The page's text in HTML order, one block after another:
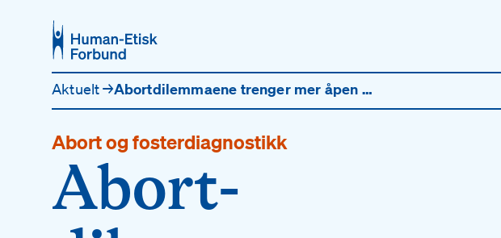
Aktuelt→ Abort­dilemmaene trenger mer åpen refleksjon, ikke mindre selvbestemmelse
Abort og fosterdiagnostikk
Abort­